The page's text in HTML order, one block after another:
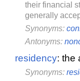
their financial
generally
Synonyms:
Antonyms:
residency: the
Synonyms: